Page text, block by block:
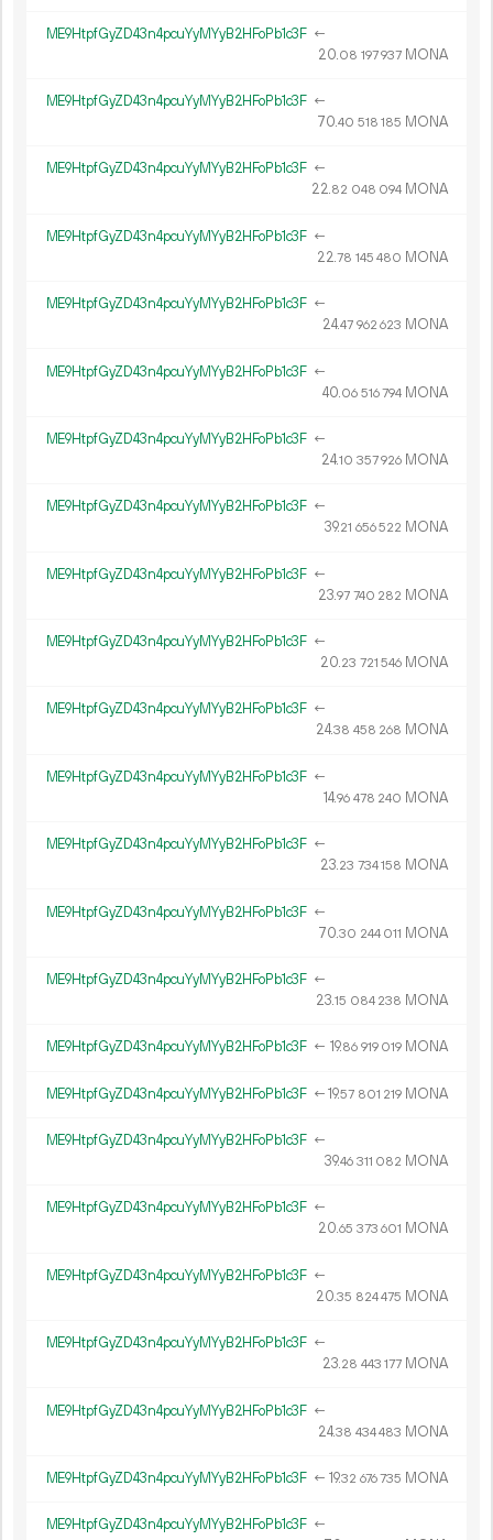
ME9HtpfGyZD43n4pcuYyMYyB2HFoPb1c3F ←
20.08 197937 MONA
ME9HtpfGyZD43n4pcuYyMYyB2HFoPb1c3F ←
70.40 518 185 MONA
ME9HtpfGyZD43n4pcuYyMYyB2HFoPb1c3F ←
22.82 048 094 MONA
ME9HtpfGyZD43n4pcuYyMYyB2HFoPb1c3F ←
22.78 145 480 MONA
ME9HtpfGyZD43n4pcuYyMYyB2HFoPb1c3F ←
24.47 962 623 MONA
ME9HtpfGyZD43n4pcuYyMYyB2HFoPb1c3F ←
40.06 516794 MONA
ME9HtpfGyZD43n4pcuYyMYyB2HFoPb1c3F ←
24.10 357926 MONA
ME9HtpfGyZD43n4pcuYyMYyB2HFoPb1c3F ←
39.21 656522 MONA
ME9HtpfGyZD43n4pcuYyMYyB2HFoPb1c3F ←
23.97 740 282 MONA
ME9HtpfGyZD43n4pcuYyMYyB2HFoPb1c3F ←
20.23 721 546 MONA
ME9HtpfGyZD43n4pcuYyMYyB2HFoPb1c3F ←
24.38 458 268 MONA
ME9HtpfGyZD43n4pcuYyMYyB2HFoPb1c3F ←
14.96 478 240 MONA
ME9HtpfGyZD43n4pcuYyMYyB2HFoPb1c3F ←
23.23 734158 MONA
ME9HtpfGyZD43n4pcuYyMYyB2HFoPb1c3F ←
70.30 244 011 MONA
ME9HtpfGyZD43n4pcuYyMYyB2HFoPb1c3F ←
23.15 084 238 MONA
ME9HtpfGyZD43n4pcuYyMYyB2HFoPb1c3F ← 19.86 919 019 MONA
ME9HtpfGyZD43n4pcuYyMYyB2HFoPb1c3F ←19.57 801 219 MONA
ME9HtpfGyZD43n4pcuYyMYyB2HFoPb1c3F ←
39.46 311 082 MONA
ME9HtpfGyZD43n4pcuYyMYyB2HFoPb1c3F ←
20.65 373 601 MONA
ME9HtpfGyZD43n4pcuYyMYyB2HFoPb1c3F ←
20.35 824475 MONA
ME9HtpfGyZD43n4pcuYyMYyB2HFoPb1c3F ←
23.28 443 177 MONA
ME9HtpfGyZD43n4pcuYyMYyB2HFoPb1c3F ←
24.38 434483 MONA
ME9HtpfGyZD43n4pcuYyMYyB2HFoPb1c3F ← 19.32 676735 MONA
ME9HtpfGyZD43n4pcuYyMYyB2HFoPb1c3F ←